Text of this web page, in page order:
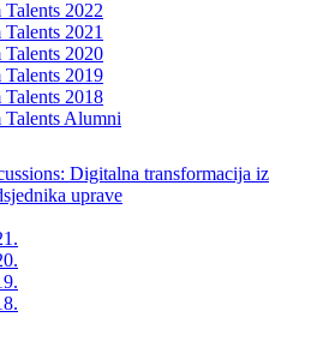
2022
2021
2020
2019
2018
Talents Alumni
Digitalna transformacija iz
uprave